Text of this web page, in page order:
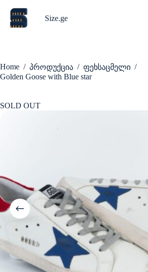
content
Size.ge
Home / პროდუქცია / ფეხსაცმელი /
Golden Goose with Blue star
SOLD OUT